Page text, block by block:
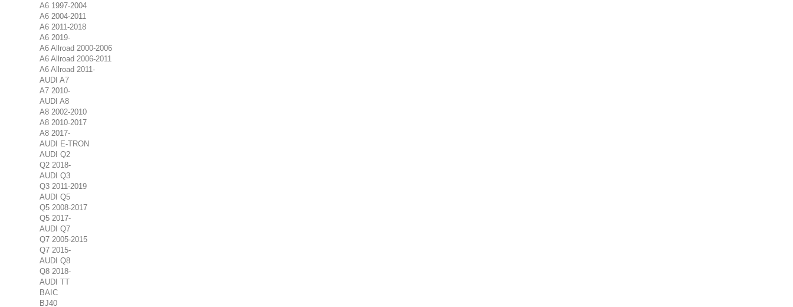
A6 1997-2004
A6 2004-2011
A6 2011-2018
A6 2019-
A6 Allroad 2000-2006
A6 Allroad 2006-2011
A6 Allroad 2011-
AUDI A7
A7 2010-
AUDI A8
A8 2002-2010
A8 2010-2017
A8 2017-
AUDI E-TRON
AUDI Q2
Q2 2018-
AUDI Q3
Q3 2011-2019
AUDI Q5
Q5 2008-2017
Q5 2017-
AUDI Q7
Q7 2005-2015
Q7 2015-
AUDI Q8
Q8 2018-
AUDI TT
BAIC
BJ40